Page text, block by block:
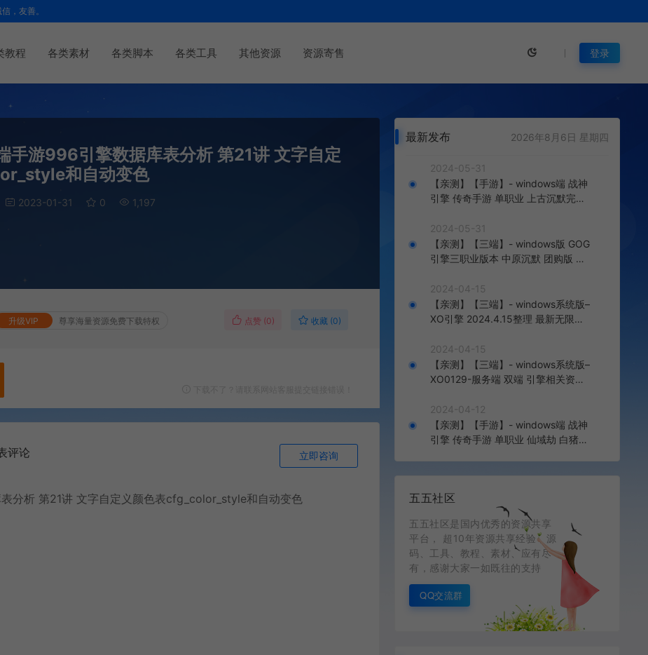
，友善。
教程 各类素材 各类脚本 各类工具 其他资源 资源寄售 登录
手游996引擎数据库表分析 第21讲 文字自定
和自动变色
2023-01-31 0 1,197
升级VIP 尊享海量资源免费下载特权 点赞 (0) 收藏 (0)
评论 立即咨询
分析 第21讲 文字自定义颜色表cfg_color_style和自动变色
最新发布 2026年8月6日 星期四
2024-05-31
【亲测】【手游】- windows端 战神
引擎 传奇手游 单职业 上古沉默完整
+工具
2024-05-31
【亲测】【三端】- windows版 GOG
引擎三职业版本 中原沉默 团购版 已
2024-04-15
【亲测】【三端】- windows系统版–
XO引擎 2024.4.15整理 最新无限制
2024-04-15
【亲测】【三端】- windows系统版–
XO0129-服务端 双端 引擎相关资料
户端 无版本
2024-04-12
【亲测】【手游】- windows端 战神
引擎 传奇手游 单职业 仙域劫 白猪3.
五五社区
五五社区是国内优秀的资源共享
平台， 超10年资源共享经验，源
码、工具、教程、素材、应有尽
有，感谢大家一如既往的支持
QQ交流群